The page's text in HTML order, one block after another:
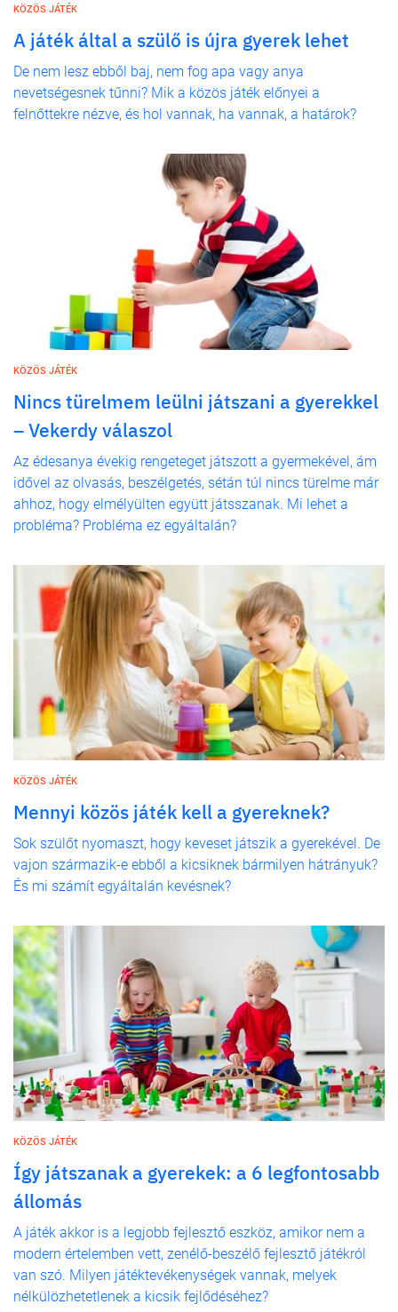
KÖZÖS JÁTÉK
A játék által a szülő is újra gyerek lehet
De nem lesz ebből baj, nem fog apa vagy anya
nevetségesnek tűnni? Mik a közös játék előnyei a
felnőttekre nézve, és hol vannak, ha vannak, a határok?
KÖZÖS JÁTÉK
Nincs türelmem leülni játszani a gyerekkel
– Vekerdy válaszol
Az édesanya évekig rengeteget játszott a gyermekével, ám
idővel az olvasás, beszélgetés, sétán túl nincs türelme már
ahhoz, hogy elmélyülten együtt játsszanak. Mi lehet a
probléma? Probléma ez egyáltalán?
KÖZÖS JÁTÉK
Mennyi közös játék kell a gyereknek?
Sok szülőt nyomaszt, hogy keveset játszik a gyerekével. De
vajon származik-e ebből a kicsiknek bármilyen hátrányuk?
És mi számít egyáltalán kevésnek?
KÖZÖS JÁTÉK
Így játszanak a gyerekek: a 6 legfontosabb
állomás
A játék akkor is a legjobb fejlesztő eszköz, amikor nem a
modern értelemben vett, zenélő-beszélő fejlesztő játékról
van szó. Milyen játéktevékenységek vannak, melyek
nélkülözhetetlenek a kicsik fejlődéséhez?